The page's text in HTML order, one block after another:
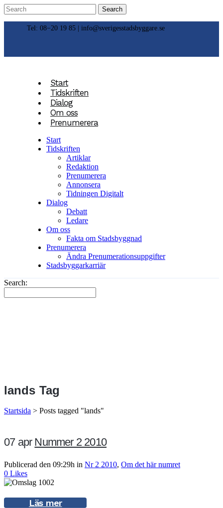
Tel: 08−20 19 85 | info@sverigesstadsbyggare.se
Start
Tidskriften
Dialog
Om oss
Prenumerera
Start
Tidskriften
Artiklar
Redaktion
Prenumerera
Annonsera
Tidningen Digitalt
Dialog
Debatt
Ledare
Om oss
Fakta om Stadsbyggnad
Prenumerera
Ändra Prenumerationsuppgifter
Stadsbyggarkarriär
Search:
lands Tag
Startsida > Posts tagged "lands"
07 apr Nummer 2 2010
Publicerad den 09:29h in Nr 2 2010, Om det här numret
0 Likes
Läs mer